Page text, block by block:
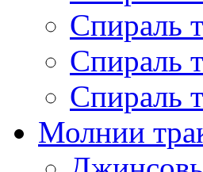
Спираль
Спираль
Спираль
Молнии